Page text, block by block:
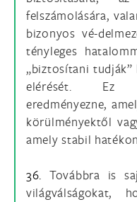
felszámolására,
bizonyos vé-
tényleges
„biztosítani
elérését. Ez
eredményezne,
körülményektől
amely stabil
36. Továbbra is
világválságokat,